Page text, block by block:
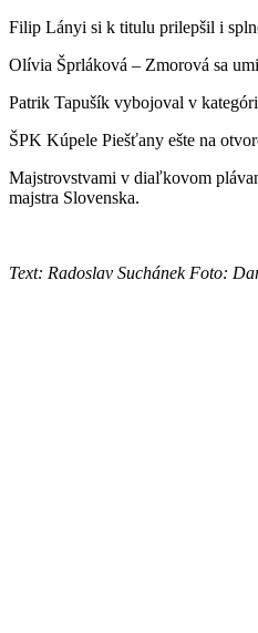
Filip Lányi si k titulu prilepšil i
Olívia Šprláková – Zmorová sa
Patrik Tapušík vybojoval v
ŠPK Kúpele Piešťany ešte na
Majstrovstvami v diaľkovom
majstra Slovenska.
Text: Radoslav Suchánek Foto: